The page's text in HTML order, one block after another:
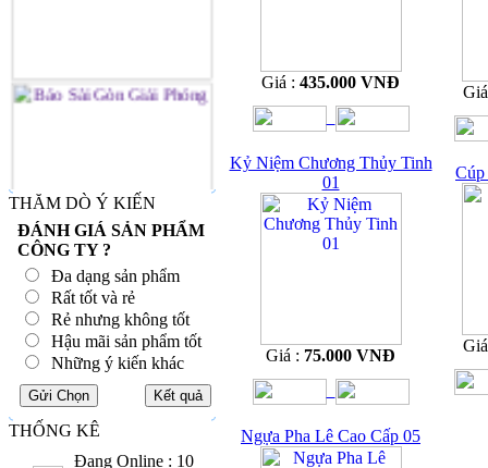
THĂM DÒ Ý KIẾN
ĐÁNH GIÁ SẢN PHẨM
CÔNG TY ?
Đa dạng sản phẩm
Rất tốt và rẻ
Rẻ nhưng không tốt
Hậu mãi sản phẩm tốt
Những ý kiến khác
THỐNG KÊ
Đang Online : 10
Giá : 435.000 VNĐ
Kỷ Niệm Chương Thủy Tinh
01
Giá : 75.000 VNĐ
Cúp
Ngựa Pha Lê Cao Cấp 05